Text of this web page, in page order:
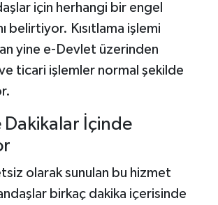
için herhangi bir engel
belirtiyor. Kısıtlama işlemi
yine e-Devlet üzerinden
ve ticari işlemler normal şekilde
Dakikalar İçinde
olarak sunulan bu hizmet
birkaç dakika içerisinde